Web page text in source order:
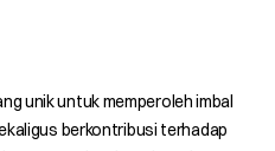
unik untuk memperoleh imbal
berkontribusi terhadap